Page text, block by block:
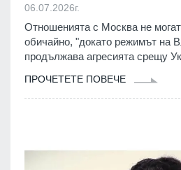
06.07.2026г.
Отношенията с Москва не
обичайно, "докато режимът на
продължава агресията срещу
ПРОЧЕТЕТЕ ПОВЕЧЕ